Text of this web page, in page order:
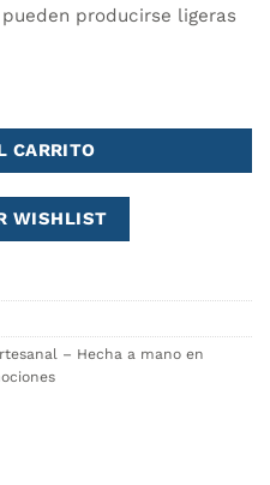
producirse ligeras
CARRITO
WISHLIST
– Hecha a mano en